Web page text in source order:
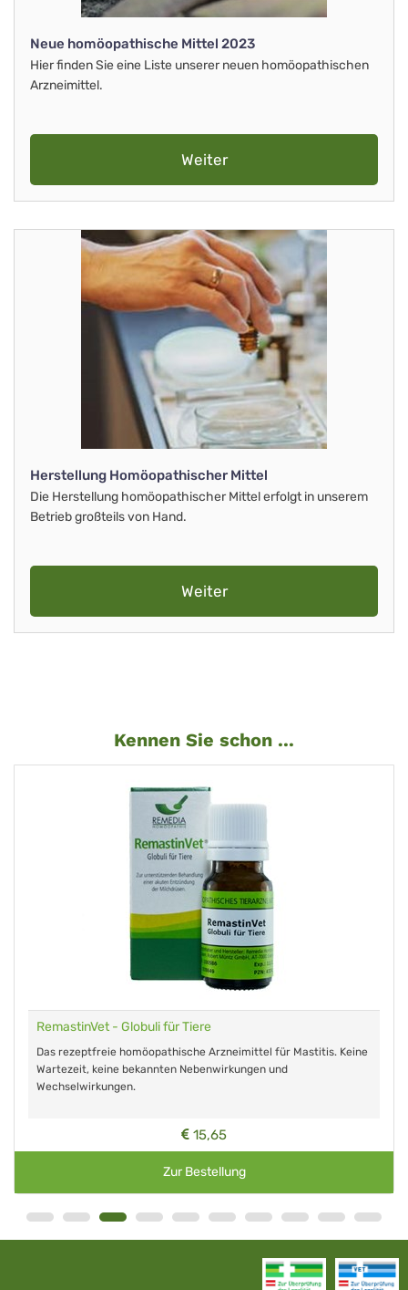
Neue homöopathische Mittel 2023
Hier finden Sie eine Liste unserer neuen homöopathischen
Arzneimittel.
Weiter
Herstellung Homöopathischer Mittel
Die Herstellung homöopathischer Mittel erfolgt in unserem
Betrieb großteils von Hand.
Weiter
Kennen Sie schon ...
RemastinVet - Globuli für Tiere
Das rezeptfreie homöopathische Arzneimittel für Mastitis. Keine
Wartezeit, keine bekannten Nebenwirkungen und
Wechselwirkungen.
15,65
Zur Bestellung